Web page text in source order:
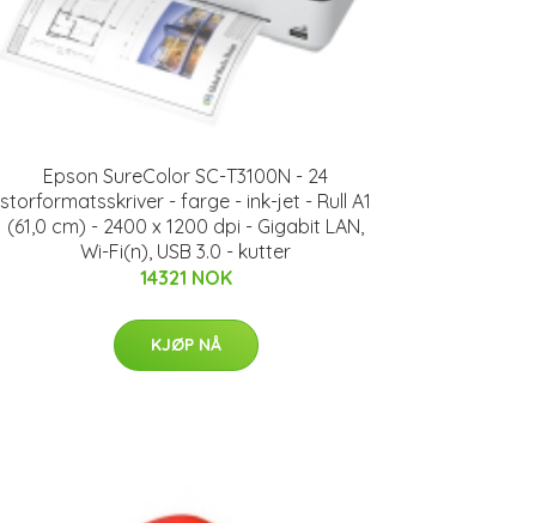
Epson SureColor SC-T3100N - 24
storformatsskriver - farge - ink-jet - Rull A1
(61,0 cm) - 2400 x 1200 dpi - Gigabit LAN,
Wi-Fi(n), USB 3.0 - kutter
14321 NOK
KJØP NÅ